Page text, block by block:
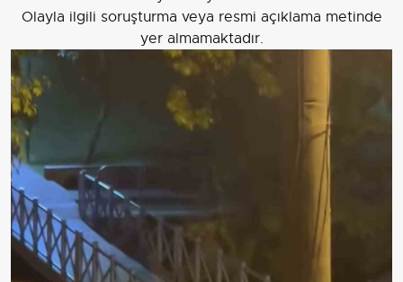
Olayla ilgili soruşturma veya resmi açıklama metinde
yer almamaktadır.